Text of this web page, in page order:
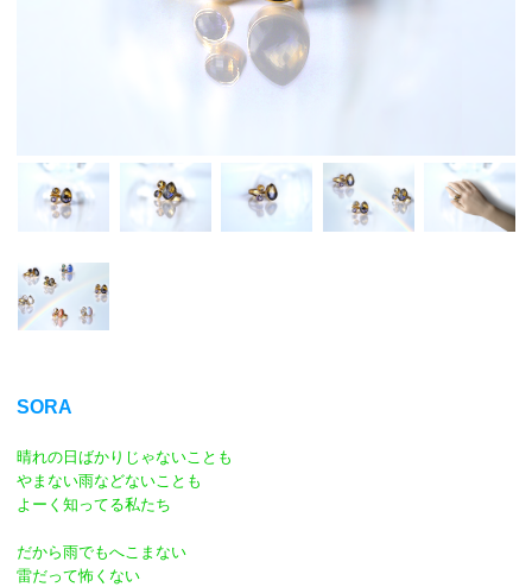
SORA
晴れの日ばかりじゃないことも
やまない雨などないことも
よーく知ってる私たち
だから雨でもへこまない
雷だって怖くない